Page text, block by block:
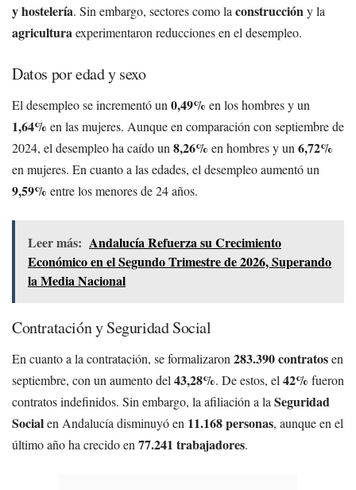
y hostelería. Sin embargo, sectores como la construccióny la
agriculturaexperimentaron reducciones en el desempleo.
Datos por edad y sexo
El desempleo se incrementó un 0,49% en los hombres y un
1,64% en las mujeres. Aunque en comparación con septiembre de
2024, el desempleo ha caído un 8,26% en hombres y un 6,72%
en mujeres. En cuanto a las edades, el desempleo aumentó un
9,59% entre los menores de 24 años.
Leer más: Andalucía Refuerza su Crecimiento
Económico en el Segundo Trimestre de 2026, Superando
la Media Nacional
Contratación y Seguridad Social
En cuanto a la contratación, se formalizaron 283.390 contratosen
septiembre, con un aumento del 43,28%. De estos, el 42% fueron
contratos indefinidos. Sin embargo, la afiliación a la Seguridad
Socialen Andalucía disminuyó en 11.168 personas, aunque en el
último año ha crecido en 77.241 trabajadores.